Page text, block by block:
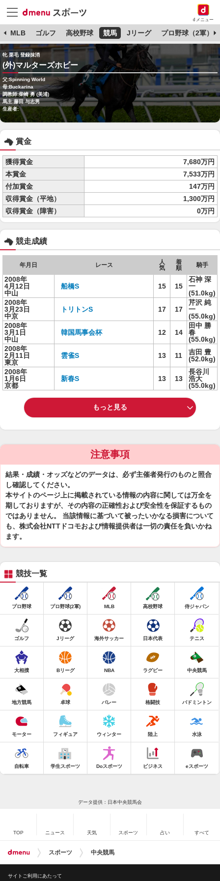
dメニュー
MLB ゴルフ 高校野球 競馬 Jリーグ プロ野球（2軍）
牝 栗毛 登録抹消
(外)マルターズホビー
父:Spinning World
母:Buckarina
調教師:柴崎 勇 (美浦)
馬主:藤田 与志男
生産者:
賞金
獲得賞金
7,680万円
本賞金
7,533万円
付加賞金
147万円
収得賞金（平地）
1,300万円
収得賞金（障害）
0万円
競走成績
年月日 レース
人
気
着
順
騎手
2008年
4月12日
中山
船橋S 15 15
石神 深
一
(51.0kg)
2008年
3月23日
中京
トリトンS 17 17
芹沢 純
一
(55.0kg)
2008年
3月1日
中山
韓国馬事会杯 12 14
田中 勝
春
(55.0kg)
2008年
2月11日
東京
雲雀S 13 11
吉田 豊
(52.0kg)
2008年
1月6日
京都
新春S 13 13
長谷川
浩大
(55.0kg)
もっと見る
注意事項
結果・成績・オッズなどのデータは、必ず主催者発行のものと照合
し確認してください。
本サイトのページ上に掲載されている情報の内容に関しては万全を
期しておりますが、その内容の正確性および安全性を保証するもの
ではありません。 当該情報に基づいて被ったいかなる損害について
も、株式会社NTTドコモおよび情報提供者は一切の責任を負いかね
ます。
競技一覧
プロ野球 プロ野球(2軍) MLB 高校野球 侍ジャパン
ゴルフ Jリーグ 海外サッカー 日本代表 テニス
大相撲 Bリーグ NBA ラグビー 中央競馬
地方競馬 卓球 バレー 格闘技 バドミントン
モーター フィギュア ウィンター 陸上 水泳
自転車 学生スポーツ Doスポーツ ビジネス eスポーツ
データ提供：日本中央競馬会
TOP ニュース 天気 スポーツ 占い すべて
スポーツ 中央競馬
サイトご利用にあたって